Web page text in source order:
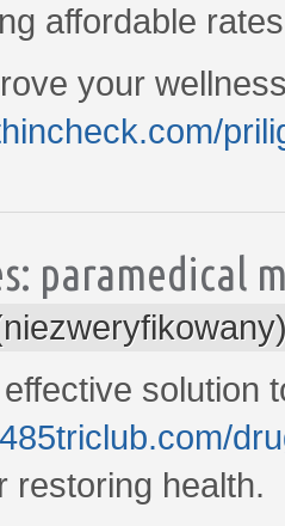
affordable
your
paramedical
solution
restoring health.